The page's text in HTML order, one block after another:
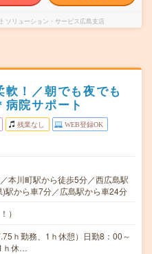
ソリューション・サービス広島支店
！／朝でも夜でも
院サポート
残業なし WEB登録OK
本川町駅から徒歩5分／西広島駅
駅から車7分／広島駅から車24分
）
ｈ勤務、1ｈ休憩）日勤8：00～
ｈ休…